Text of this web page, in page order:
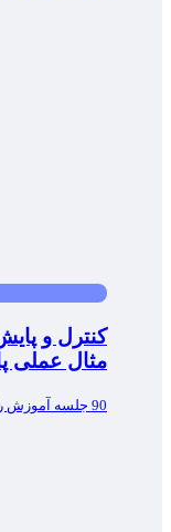
کنترل و
مثال عملی
90 جلسه آموزش رایگان فرایندکاوی